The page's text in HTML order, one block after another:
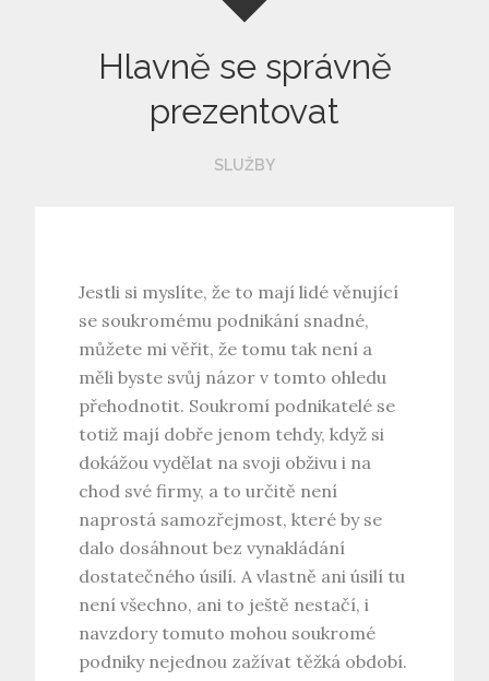
Hlavně se správně
prezentovat
SLUŽBY
Jestli si myslíte, že to mají lidé věnující
se soukromému podnikání snadné,
můžete mi věřit, že tomu tak není a
měli byste svůj názor v tomto ohledu
přehodnotit. Soukromí podnikatelé se
totiž mají dobře jenom tehdy, když si
dokážou vydělat na svoji obživu i na
chod své firmy, a to určitě není
naprostá samozřejmost, které by se
dalo dosáhnout bez vynakládání
dostatečného úsilí. A vlastně ani úsilí tu
není všechno, ani to ještě nestačí, i
navzdory tomuto mohou soukromé
podniky nejednou zažívat těžká období.